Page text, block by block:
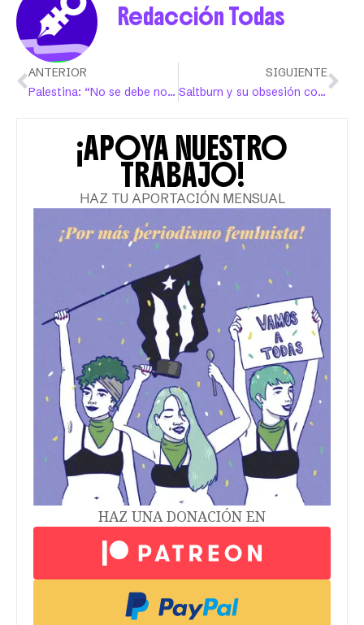
Redacción Todas
ANTERIOR
Palestina: “No se debe normalizar el dolor”
SIGUIENTE
Saltburn y su obsesión con personas terribles
¡APOYA NUESTRO
TRABAJO!
HAZ TU APORTACIÓN MENSUAL
HAZ UNA DONACIÓN EN